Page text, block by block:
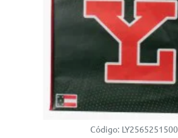
Código: LY2565251500